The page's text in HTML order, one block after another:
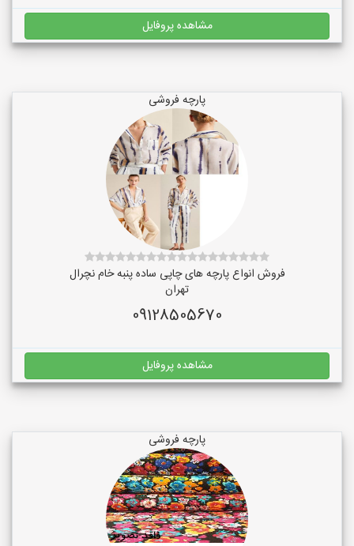
مشاهده پروفایل
پارچه فروشی
فروش انواع پارچه های چاپی ساده پنبه خام نچرال
تهران
09128505670
مشاهده پروفایل
پارچه فروشی